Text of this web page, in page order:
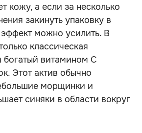
кожу, а если за несколько
закинуть упаковку в
можно усилить. В
классическая
богатый витамином C
Этот актив обычно
морщинки и
синяки в области вокруг